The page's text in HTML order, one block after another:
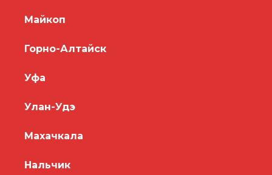
Майкоп
Горно-Алтайск
Уфа
Улан-Удэ
Махачкала
Нальчик